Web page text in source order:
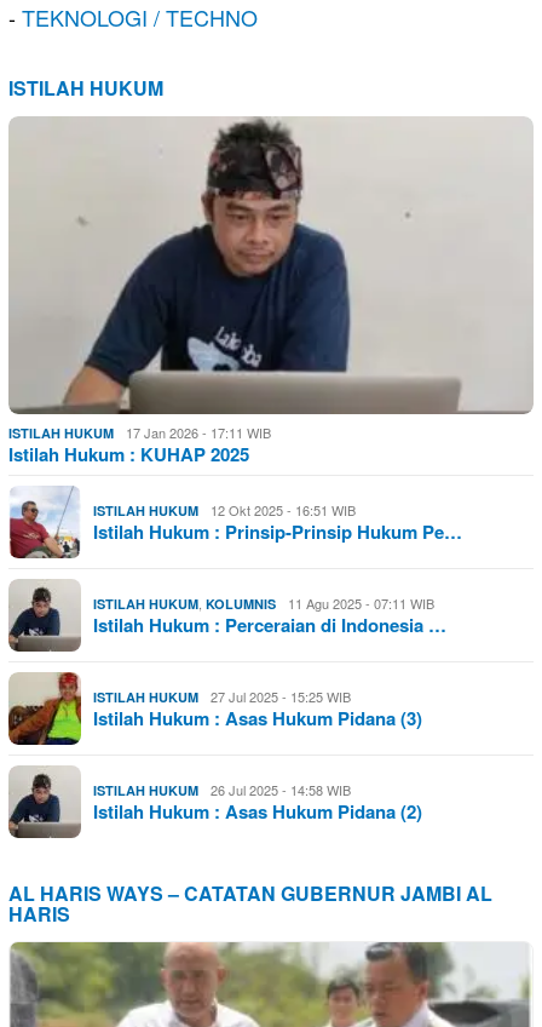
-TEKNOLOGI / TECHNO
ISTILAH HUKUM
ISTILAH HUKUM 17 Jan 2026 - 17:11 WIB
Istilah Hukum : KUHAP 2025
ISTILAH HUKUM 12 Okt 2025 - 16:51 WIB
Istilah Hukum : Prinsip-Prinsip Hukum Pe…
ISTILAH HUKUM, KOLUMNIS 11 Agu 2025 - 07:11 WIB
Istilah Hukum : Perceraian di Indonesia …
ISTILAH HUKUM 27 Jul 2025 - 15:25 WIB
Istilah Hukum : Asas Hukum Pidana (3)
ISTILAH HUKUM 26 Jul 2025 - 14:58 WIB
Istilah Hukum : Asas Hukum Pidana (2)
AL HARIS WAYS – CATATAN GUBERNUR JAMBI AL
HARIS